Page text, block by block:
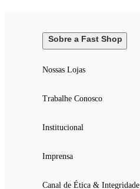
Sobre a Fast Shop
Nossas Lojas
Trabalhe Conosco
Institucional
Imprensa
Canal de Ética & Integridade